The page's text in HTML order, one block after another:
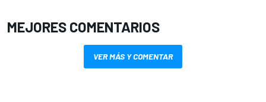
MEJORES COMENTARIOS
VER MÁS Y COMENTAR